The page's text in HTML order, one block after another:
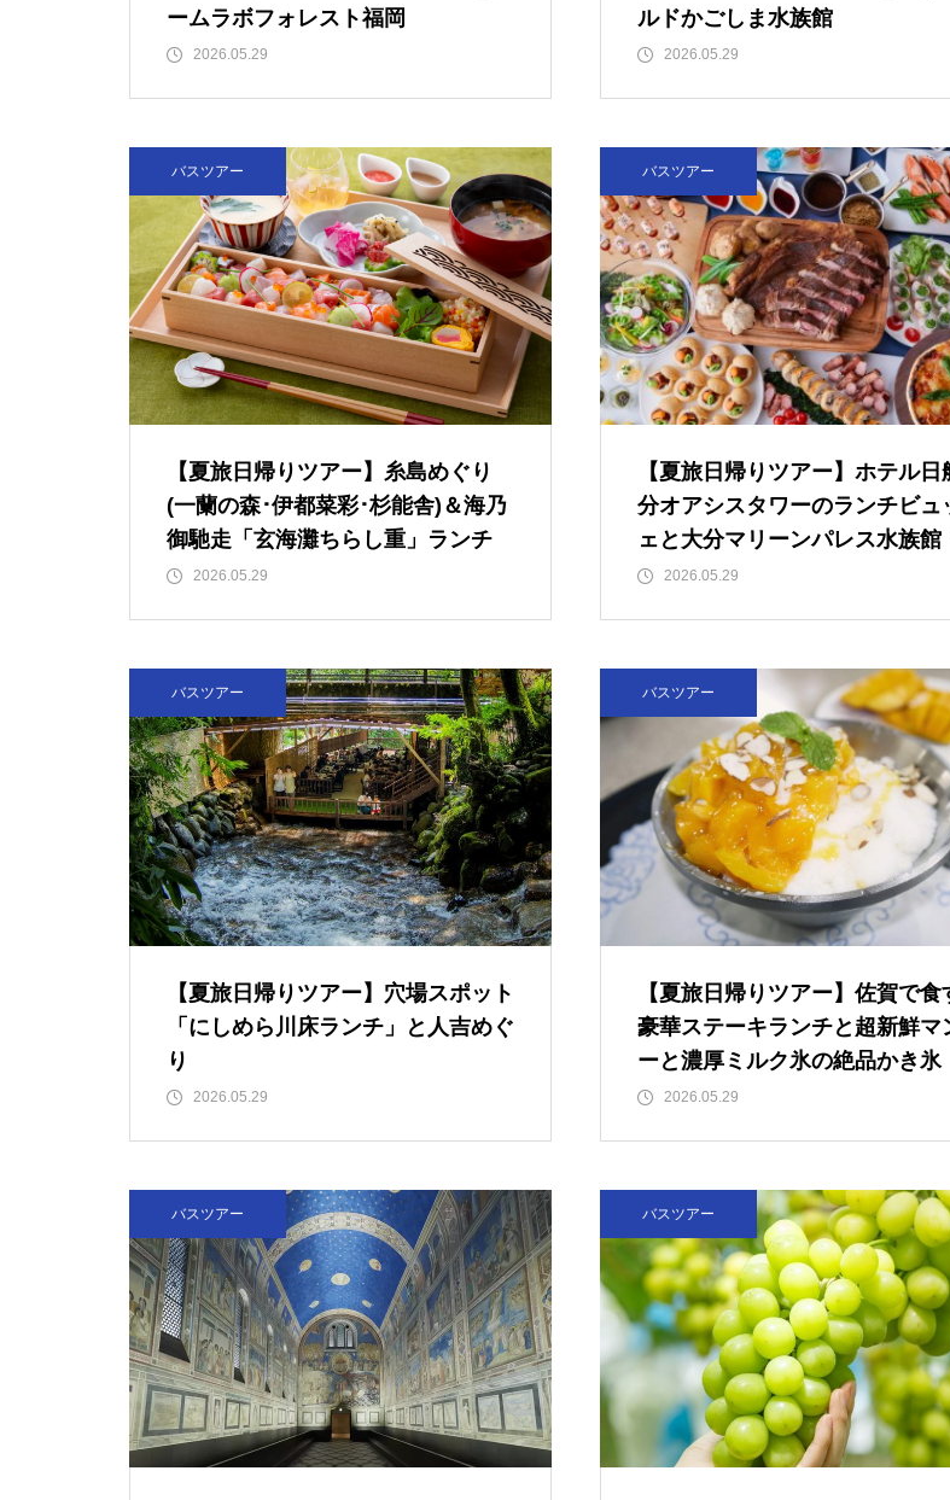
ームラボフォレスト福岡
2026.05.29
ルドかごしま水族館
2026.05.29
バスツアー
【夏旅日帰りツアー】糸島めぐり
(一蘭の森･伊都菜彩･杉能舎)＆海乃
御馳走「玄海灘ちらし重」ランチ
2026.05.29
バスツアー
【夏旅日帰りツアー】ホテル日
分オアシスタワーのランチビュ
ェと大分マリーンパレス水族館
みたまご」
2026.05.29
バスツアー
【夏旅日帰りツアー】穴場スポット
「にしめら川床ランチ」と人吉めぐ
り
2026.05.29
バスツアー
【夏旅日帰りツアー】佐賀で食
豪華ステーキランチと超新鮮マ
ーと濃厚ミルク氷の絶品かき氷
2026.05.29
バスツアー バスツアー